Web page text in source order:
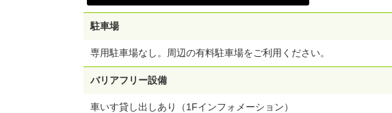
駐車場
専用駐車場なし。周辺の有料駐車場をご利用ください。
バリアフリー設備
車いす貸し出しあり（1Fインフォメーション）